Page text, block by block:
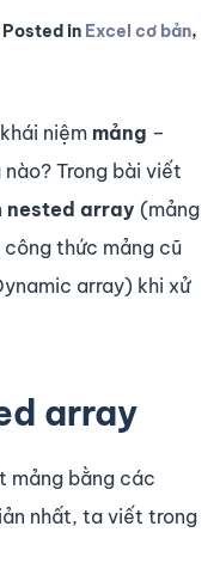
Posted in Excel cơ bản,
niệm mảng –
Trong bài viết
nested array (mảng
công thức mảng cũ
array) khi xử
array
mảng bằng các
nhất, ta viết trong